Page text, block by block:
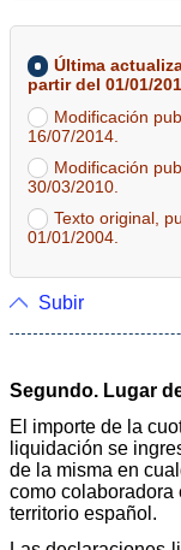
Última
partir del 01/01/
Modificación
16/07/2014.
Modificación
30/03/2010.
Texto original,
01/01/2004.
Subir
Segundo. Lugar
El importe de la
liquidación se
de la misma en
como colaboradora
territorio español.